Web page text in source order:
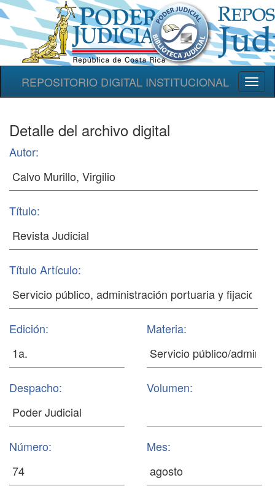
REPOSITORIO DIGITAL INSTITUCIONAL
Detalle del archivo digital
Autor:
Título:
Título Artículo:
Edición: Materia:
Despacho: Volumen:
Número: Mes: